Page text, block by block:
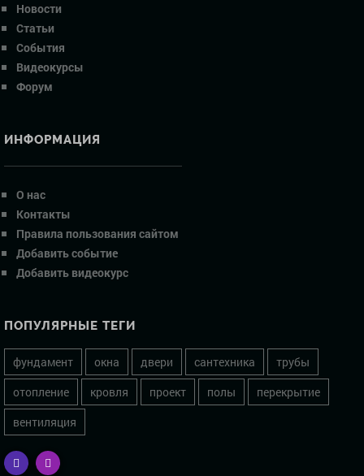
Новости
Статьи
События
Видеокурсы
Форум
ИНФОРМАЦИЯ
О нас
Контакты
Правила пользования сайтом
Добавить событие
Добавить видеокурс
ПОПУЛЯРНЫЕ ТЕГИ
фундамент окна двери сантехника
трубы
отопление
кровля проект полы
перекрытие
вентиляция